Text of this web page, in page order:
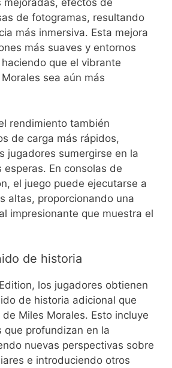
mejoradas, efectos de
de fotogramas, resultando
más inmersiva. Esta mejora
más suaves y entornos
que el vibrante
sea aún más
rendimiento también
de carga más rápidos,
jugadores sumergirse en la
esperas. En consolas de
el juego puede ejecutarse a
altas, proporcionando una
impresionante que muestra el
de historia
los jugadores obtienen
de historia adicional que
Miles Morales. Esto incluye
que profundizan en la
nuevas perspectivas sobre
e introduciendo otros